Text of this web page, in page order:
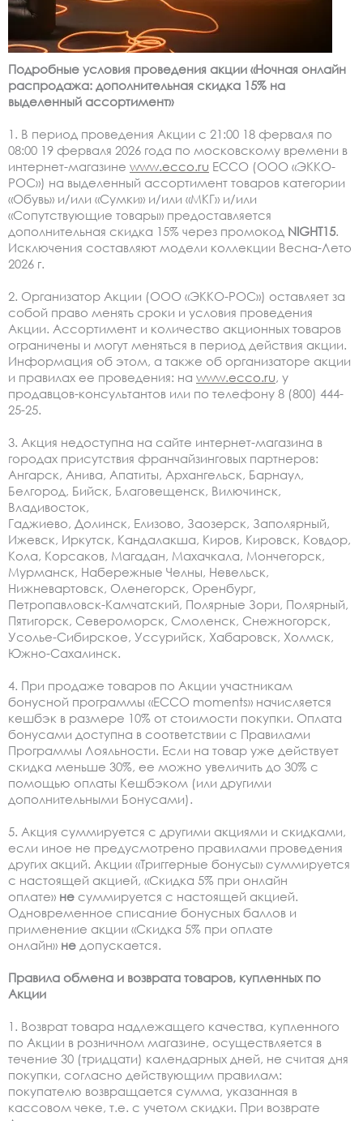
Подробные условия проведения акции «Ночная онлайн
распродажа: дополнительная скидка 15% на
выделенный ассортимент»
1. В период проведения Акции с 21:00 18 ферваля по
08:00 19 ферваля 2026 года по московскому времени в
интернет-магазине www.ecco.ru ECCO (ООО «ЭККО-
РОС») на выделенный ассортимент товаров категории
«Обувь» и/или «Сумки» и/или «МКГ» и/или
«Сопутствующие товары» предоставляется
дополнительная скидка 15% через промокод NIGHT15.
Исключения составляют модели коллекции Весна-Лето
2026 г.
2. Организатор Акции (ООО «ЭККО-РОС») оставляет за
собой право менять сроки и условия проведения
Акции. Ассортимент и количество акционных товаров
ограничены и могут меняться в период действия акции.
Информация об этом, а также об организаторе акции
и правилах ее проведения: на www.ecco.ru, у
продавцов-консультантов или по телефону 8 (800) 444-
25-25.
3. Акция недоступна на сайте интернет-магазина в
городах присутствия франчайзинговых партнеров:
Ангарск, Анива, Апатиты, Архангельск, Барнаул,
Белгород, Бийск, Благовещенск, Вилючинск,
Владивосток,
Гаджиево, Долинск, Елизово, Заозерск, Заполярный,
Ижевск, Иркутск, Кандалакша, Киров, Кировск, Ковдор,
Кола, Корсаков, Магадан, Махачкала, Мончегорск,
Мурманск, Набережные Челны, Невельск,
Нижневартовск, Оленегорск, Оренбург,
Петропавловск-Камчатский, Полярные Зори, Полярный,
Пятигорск, Североморск, Смоленск, Снежногорск,
Усолье-Сибирское, Уссурийск, Хабаровск, Холмск,
Южно-Сахалинск.
4. При продаже товаров по Акции участникам
бонусной программы «ЕССО moments» начисляется
кешбэк в размере 10% от стоимости покупки. Оплата
бонусами доступна в соответствии с Правилами
Программы Лояльности. Если на товар уже действует
скидка меньше 30%, ее можно увеличить до 30% с
помощью оплаты Кешбэком (или другими
дополнительными Бонусами).
5. Акция суммируется с другими акциями и скидками,
если иное не предусмотрено правилами проведения
других акций. Акции «Триггерные бонусы» суммируется
с настоящей акцией, «Скидка 5% при онлайн
оплате» не суммируется с настоящей акцией.
Одновременное списание бонусных баллов и
применение акции «Скидка 5% при оплате
онлайн» не допускается.
Правила обмена и возврата товаров, купленных по
Акции
1. Возврат товара надлежащего качества, купленного
по Акции в розничном магазине, осуществляется в
течение 30 (тридцати) календарных дней, не считая дня
покупки, согласно действующим правилам:
покупателю возвращается сумма, указанная в
кассовом чеке, т.е. с учетом скидки. При возврате